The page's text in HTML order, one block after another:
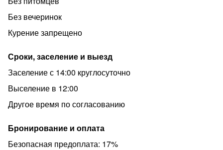
- Нельзя оставлять за собой беспорядок/грязную
посуду/мусор
- Нельзя проводить вечеринки/мероприятия/ шумные
посиделки
- «Тихие часы» (когда нельзя шуметь): с 22:00 до 08:00
- Не сдается лицам моложе 25 лет.
Мы оставляем за собой право не возвращать залог в
случае нарушения правил проживания, повреждения
или порчи имущества.
С заботой о ВАС ♥, D.O.M Марченко
Без вечеринок
Курение запрещено
Сроки, заселение и выезд
Заселение с 14:00 круглосуточно
Выселение в 12:00
Другое время по согласованию
Бронирование и оплата
Безопасная предоплата: 17%